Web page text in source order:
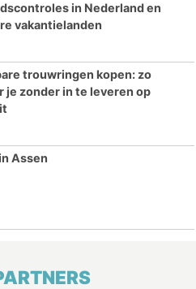
in Nederland en
vakantielanden
trouwringen kopen: zo
je zonder in te leveren op
Assen